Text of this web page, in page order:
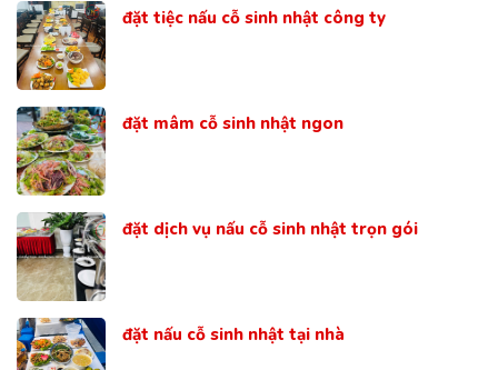
đặt tiệc nấu cỗ sinh nhật công ty
đặt mâm cỗ sinh nhật ngon
đặt dịch vụ nấu cỗ sinh nhật trọn gói
đặt nấu cỗ sinh nhật tại nhà